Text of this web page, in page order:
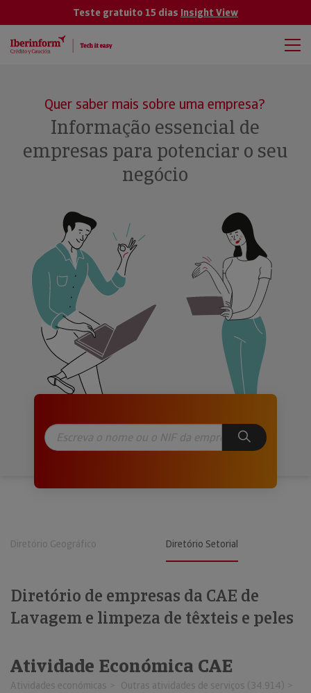
Teste gratuito 15 dias Insight View
Quer saber mais sobre uma empresa?
Informação essencial de
empresas para potenciar o seu
negócio
Diretório Geográfico Diretório Setorial
Diretório de empresas da CAE de
Lavagem e limpeza de têxteis e peles
Atividade Económica CAE
Atividades económicas
Outras atividades de serviços (34.914)